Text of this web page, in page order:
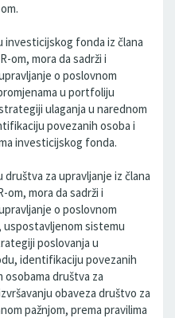
investicijskog fonda iz člana
om, mora da sadrži i
o poslovnom
u portfoliju
ulaganja u narednom
povezanih osoba i
investicijskog fonda.
za upravljanje iz člana
om, mora da sadrži i
o poslovnom
sistemu
poslovanja u
identifikaciju povezanih
osobama društva za
obaveza društvo za
pažnjom, prema pravilima